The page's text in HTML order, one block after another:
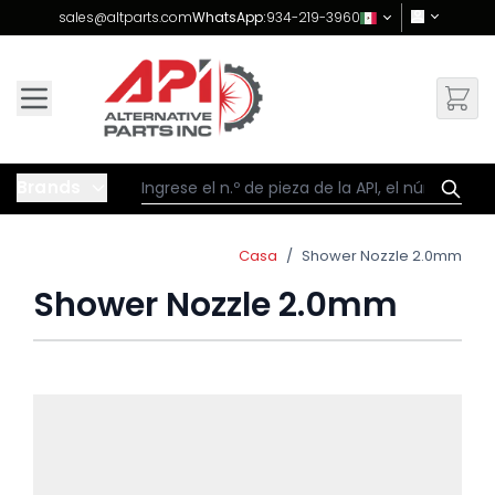
Skip to Content
sales@altparts.comWhatsApp:934-219-3960
Casa / Shower Nozzle 2.0mm
Shower Nozzle 2.0mm